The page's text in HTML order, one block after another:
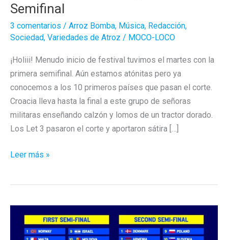
Semifinal
3 comentarios / Arroz Bomba, Música, Redacción,
Sociedad, Variedades de Atroz / MOCO-LOCO
¡Holiii! Menudo inicio de festival tuvimos el martes con la
primera semifinal. Aún estamos atónitas pero ya
conocemos a los 10 primeros países que pasan el corte.
Croacia lleva hasta la final a este grupo de señoras
militaras enseñando calzón y lomos de un tractor dorado.
Los Let 3 pasaron el corte y aportaron sátira […]
Eurovisión
Leer más »